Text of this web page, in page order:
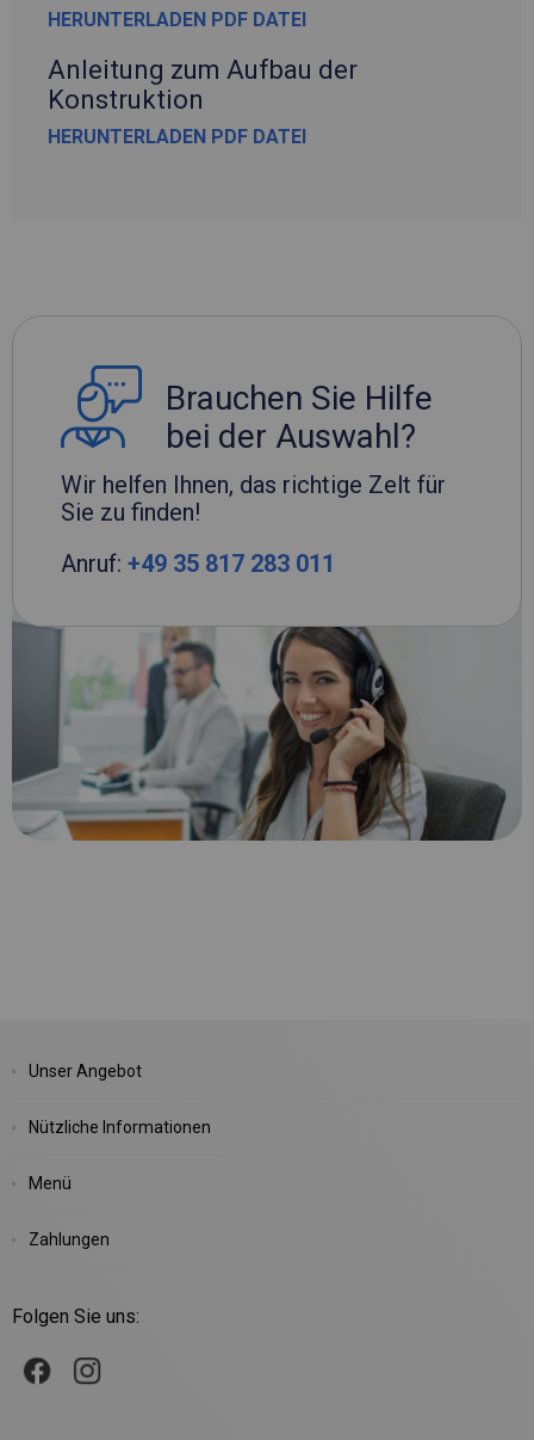
HERUNTERLADEN PDF DATEI
Anleitung zum Aufbau der
Konstruktion
HERUNTERLADEN PDF DATEI
Brauchen Sie Hilfe
bei der Auswahl?
Wir helfen Ihnen, das richtige Zelt für
Sie zu finden!
Anruf: +49 35 817 283 011
Unser Angebot
Nützliche Informationen
Menü
Zahlungen
Folgen Sie uns: